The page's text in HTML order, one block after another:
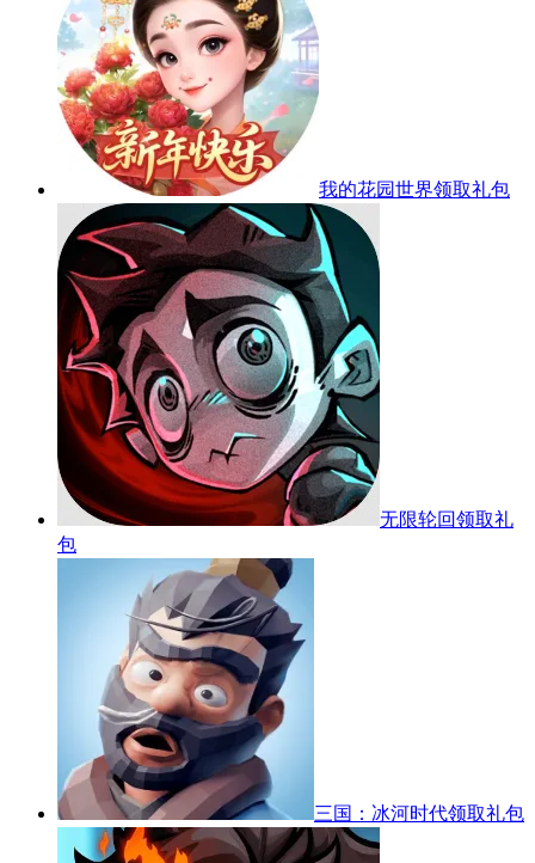
我的花园世界领取礼包
无限轮回领取礼
包
三国：冰河时代领取礼包